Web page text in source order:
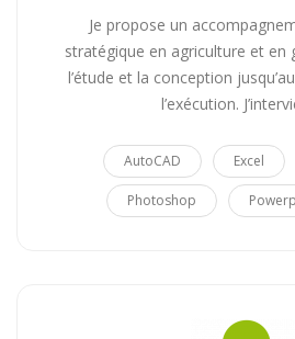
Je propose un
stratégique en agriculture et en
l’étude et la conception
l’exécution.
AutoCAD Excel
Photoshop